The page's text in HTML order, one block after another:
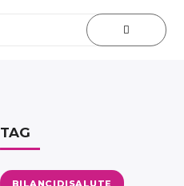
TAG
BILANCIDISALUTE